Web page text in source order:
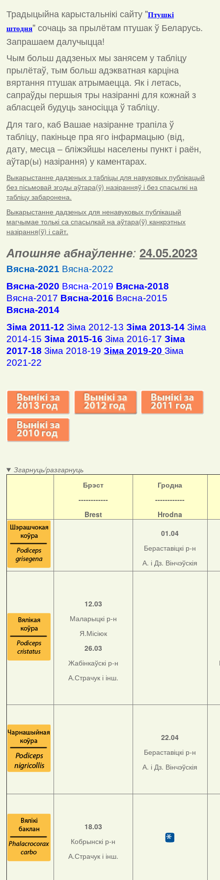
Традыцыйна карыстальнікі сайту "Птушкі
штодня"сочаць за прылётам птушак ў Беларусь.
Запрашаем далучыцца!
Чым больш дадзеных мы занясем у табліцу
прылётаў, тым больш адэкватная карціна
вяртання птушак атрымаецца. Як і летась,
сапраўды першыя тры назіранні для кожнай з
абласцей будуць заносіцца ў табліцу.
Для таго, каб Вашае назіранне трапіла ў
табліцу, пакіньце пра яго інфармацыю (від,
дату, месца – бліжэйшы населены пункт і раён,
аўтар(ы) назірання) у каментарах.
Выкарыстанне дадзеных з табліцы для навуковых публікацый
без пісьмовай згоды аўтара(ў) назіранняў і без спасылкі на
табліцу забаронена.
Выкарыстанне дадзеных для ненавуковых публікацый
магчымае толькі са спасылкай на аўтара(ў) канкрэтных
назірання(ў) і сайт.
Апошняе абнаўленне: 24.05.2023
Вясна-2021 Вясна-2022
Вясна-2020 Вясна-2019 Вясна-2018
Вясна-2017 Вясна-2016 Вясна-2015
Вясна-2014
Зіма 2011-12 Зіма 2012-13 Зіма 2013-14 Зіма
2014-15 Зіма 2015-16 Зіма 2016-17 Зіма
2017-18 Зіма 2018-19 Зіма 2019-20 Зіма
2021-22
Згарнуць/разгарнуць
Брэст
------------
Brest
Гродна
------------
Hrodna
01.04
Бераставіцкі р-н
А. і Дз. Вінчэўскія
12.03
Маларыцкі р-н
Я.Місіюк
26.03
Жабінкаўскі р-н
А.Страчук і інш.
22.04
Бераставіцкі р-н
А. і Дз. Вінчэўскія
18.03
Кобрынскі р-н
А.Страчук і інш.